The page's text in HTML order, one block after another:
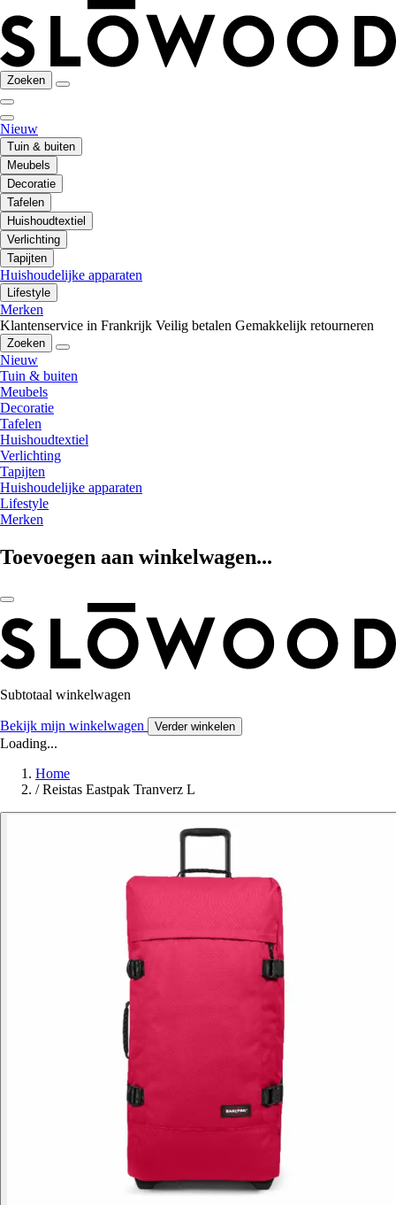
Zoeken
Nieuw
Tuin & buiten
Meubels
Decoratie
Tafelen
Huishoudtextiel
Verlichting
Tapijten
Huishoudelijke apparaten
Lifestyle
Merken
Klantenservice in Frankrijk Veilig betalen Gemakkelijk retourneren
Zoeken
Nieuw
Tuin & buiten
Meubels
Decoratie
Tafelen
Huishoudtextiel
Verlichting
Tapijten
Huishoudelijke apparaten
Lifestyle
Merken
Toevoegen aan winkelwagen...
Subtotaal winkelwagen
Bekijk mijn winkelwagen Verder winkelen
Loading...
Home
/ Reistas Eastpak Tranverz L